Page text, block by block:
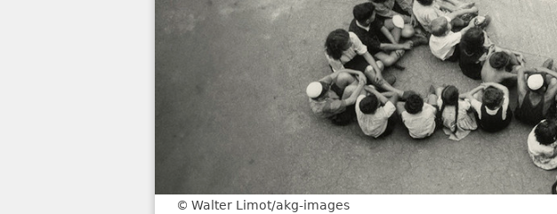
Walter Limot/akg-images